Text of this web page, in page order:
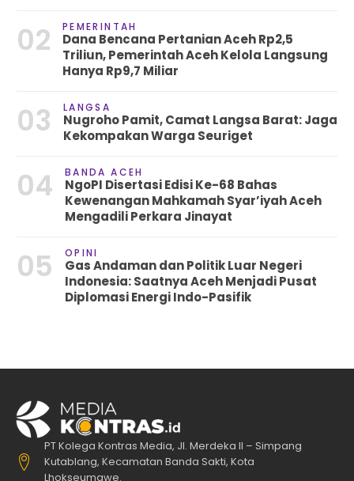
02 PEMERINTAH
Dana Bencana Pertanian Aceh Rp2,5
Triliun, Pemerintah Aceh Kelola Langsung
Hanya Rp9,7 Miliar
03 LANGSA
Nugroho Pamit, Camat Langsa Barat: Jaga
Kekompakan Warga Seuriget
04 BANDA ACEH
NgoPI Disertasi Edisi Ke-68 Bahas
Kewenangan Mahkamah Syar’iyah Aceh
Mengadili Perkara Jinayat
05 OPINI
Gas Andaman dan Politik Luar Negeri
Indonesia: Saatnya Aceh Menjadi Pusat
Diplomasi Energi Indo-Pasifik
PT Kolega Kontras Media, Jl. Merdeka II – Simpang
Kutablang, Kecamatan Banda Sakti, Kota
Lhokseumawe.